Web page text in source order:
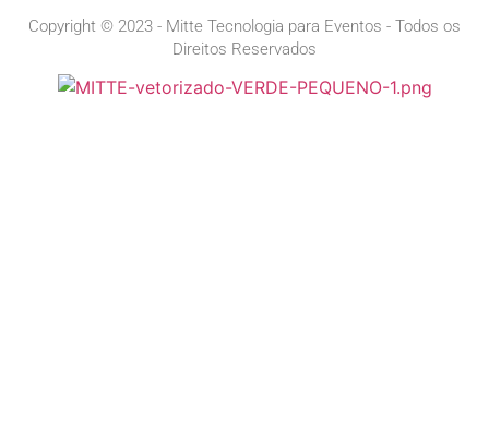
Copyright © 2023 - Mitte Tecnologia para Eventos - Todos os
Direitos Reservados